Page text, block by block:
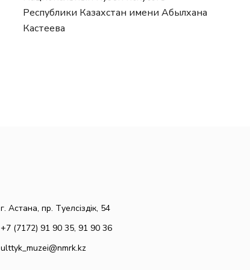
Республики Казахстан имени Абылхана
Кастеева
г. Астана, пр. Тәуелсіздік, 54
+7 (7172) 91 90 35, 91 90 36
ulttyk_muzei@nmrk.kz